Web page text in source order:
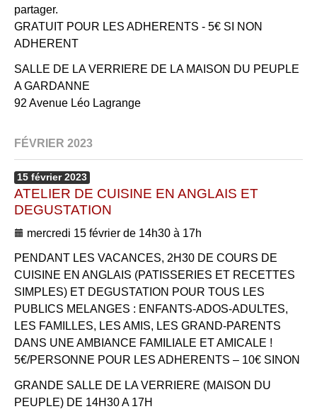
partager.
GRATUIT POUR LES ADHERENTS - 5€ SI NON
ADHERENT
SALLE DE LA VERRIERE DE LA MAISON DU PEUPLE
A GARDANNE
92 Avenue Léo Lagrange
FÉVRIER 2023
15 février 2023
ATELIER DE CUISINE EN ANGLAIS ET
DEGUSTATION
mercredi 15 février de 14h30 à 17h
PENDANT LES VACANCES, 2H30 DE COURS DE
CUISINE EN ANGLAIS (PATISSERIES ET RECETTES
SIMPLES) ET DEGUSTATION POUR TOUS LES
PUBLICS MELANGES : ENFANTS-ADOS-ADULTES,
LES FAMILLES, LES AMIS, LES GRAND-PARENTS
DANS UNE AMBIANCE FAMILIALE ET AMICALE !
5€/PERSONNE POUR LES ADHERENTS – 10€ SINON
GRANDE SALLE DE LA VERRIERE (MAISON DU
PEUPLE) DE 14H30 A 17H